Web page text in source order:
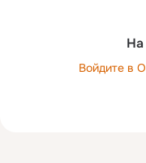
На
Войдите в